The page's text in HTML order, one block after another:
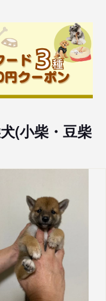
(小柴・豆柴